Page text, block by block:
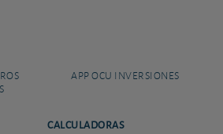
APP OCU INVERSIONES
CALCULADORAS